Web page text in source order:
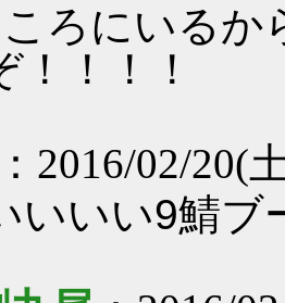
ろにいるか
！！！！
：2016/02/20(
いいい9鯖ブ